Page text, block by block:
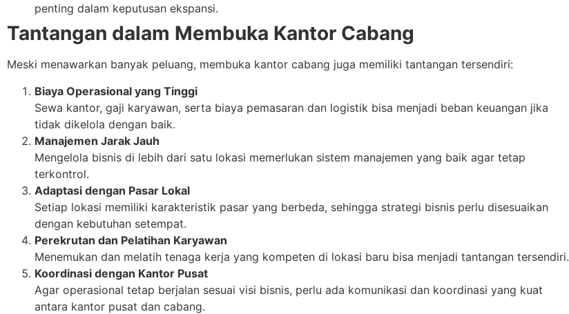
penting dalam keputusan ekspansi.
Tantangan dalam Membuka Kantor Cabang
Meski menawarkan banyak peluang, membuka kantor cabang juga memiliki tantangan tersendiri:
Biaya Operasional yang Tinggi
Sewa kantor, gaji karyawan, serta biaya pemasaran dan logistik bisa menjadi beban keuangan jika
tidak dikelola dengan baik.
Manajemen Jarak Jauh
Mengelola bisnis di lebih dari satu lokasi memerlukan sistem manajemen yang baik agar tetap
terkontrol.
Adaptasi dengan Pasar Lokal
Setiap lokasi memiliki karakteristik pasar yang berbeda, sehingga strategi bisnis perlu disesuaikan
dengan kebutuhan setempat.
Perekrutan dan Pelatihan Karyawan
Menemukan dan melatih tenaga kerja yang kompeten di lokasi baru bisa menjadi tantangan tersendiri.
Koordinasi dengan Kantor Pusat
Agar operasional tetap berjalan sesuai visi bisnis, perlu ada komunikasi dan koordinasi yang kuat
antara kantor pusat dan cabang.